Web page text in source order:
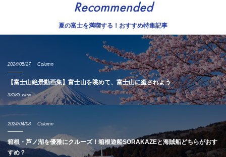
Recommended
夏の富士を満喫する！おすすめ特集記事
2024/05/27 Column
【富士山絶景動画集】富士山を眺めて、富士山に癒されよう
33583 view
2024/04/08 Column
箱根・芦ノ湖を優雅にクルーズ！箱根遊船SORAKAZEと海賊船どちらがおす
すめ？